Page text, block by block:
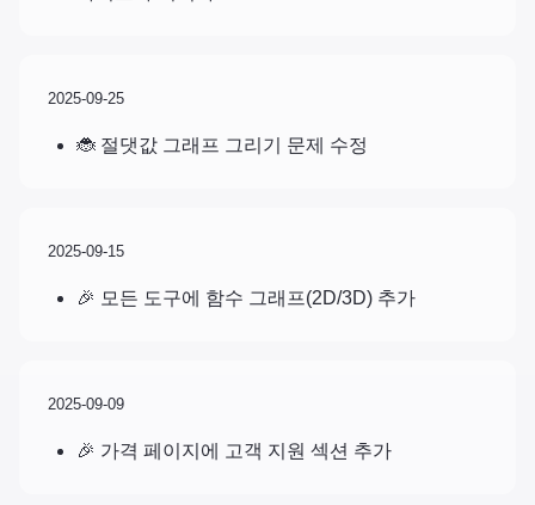
2025-09-25
🐞 절댓값 그래프 그리기 문제 수정
2025-09-15
🎉 모든 도구에 함수 그래프(2D/3D) 추가
2025-09-09
🎉 가격 페이지에 고객 지원 섹션 추가